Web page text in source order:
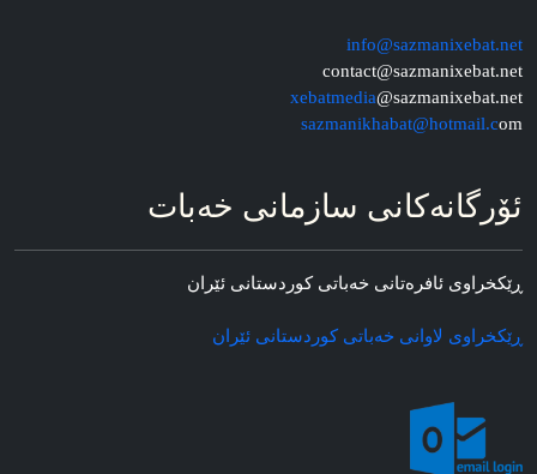
info@sazmanixebat.net
contact@sazmanixebat.net
xebatmedia@sazmanixebat.net
sazmanikhabat@hotmail.com
ئۆرگانه‌کانی سازمانی خه‌بات
ڕێکخراوی ئافره‌تانی خه‌باتی کوردستانی ئێران
ڕێکخراوی لاوانی خه‌باتی کوردستانی ئێران